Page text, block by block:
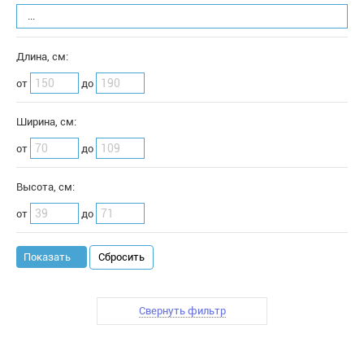
...
Длина, см:
от до
Ширина, см:
от до
Высота, см:
от до
Сбросить
Свернуть фильтр